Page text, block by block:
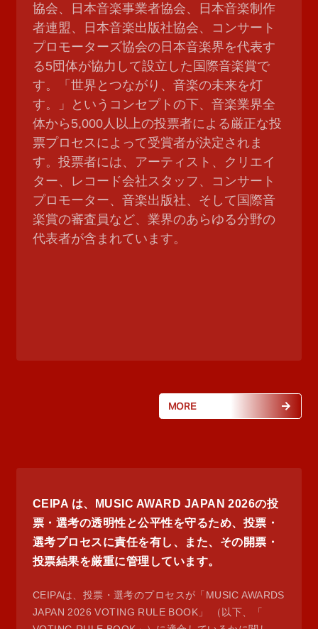
協会、日本音楽事業者協会、日本音楽制作
者連盟、日本音楽出版社協会、コンサート
プロモーターズ協会の日本音楽界を代表す
る5団体が協力して設立した国際音楽賞で
す。「世界とつながり、音楽の未来を灯
す。」というコンセプトの下、音楽業界全
体から5,000人以上の投票者による厳正な投
票プロセスによって受賞者が決定されま
す。投票者には、アーティスト、クリエイ
ター、レコード会社スタッフ、コンサート
プロモーター、音楽出版社、そして国際音
楽賞の審査員など、業界のあらゆる分野の
代表者が含まれています。
MORE
CEIPA は、MUSIC AWARD JAPAN 2026の投
票・選考の透明性と公平性を守るため、投票・
選考プロセスに責任を有し、また、その開票・
投票結果を厳重に管理しています。
CEIPAは、投票・選考のプロセスが「MUSIC AWARDS
JAPAN 2026 VOTING RULE BOOK」 （以下、「